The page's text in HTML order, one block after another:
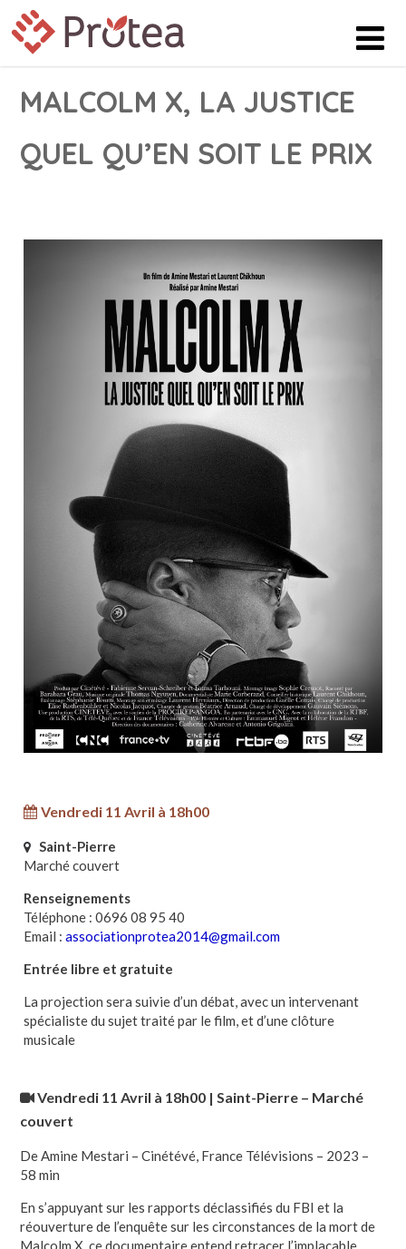
MALCOLM X, LA JUSTICE
QUEL QU’EN SOIT LE PRIX
Vendredi 11 Avril à 18h00
Saint-Pierre
Marché couvert
Renseignements
Téléphone : 0696 08 95 40
Email : associationprotea2014@gmail.com
Entrée libre et gratuite
La projection sera suivie d’un débat, avec un intervenant
spécialiste du sujet traité par le film, et d’une clôture
musicale
Vendredi 11 Avril à 18h00 | Saint-Pierre– Marché
couvert
De Amine Mestari – Cinétévé, France Télévisions – 2023 –
58 min
En s’appuyant sur les rapports déclassifiés du FBI et la
réouverture de l’enquête sur les circonstances de la mort de
Malcolm X, ce documentaire entend retracer l’implacable